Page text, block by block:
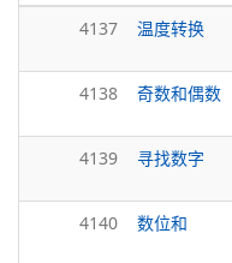
4137
温度转换
4138 奇数和偶数
4139 寻找数字
4140 数位和